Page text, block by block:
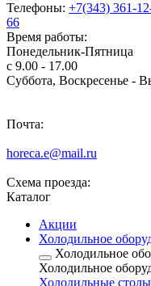
Телефоны: +7(343) 361-
66
Время работы:
Понедельник-Пятница
с 9.00 - 17.00
Суббота, Воскресенье -
Почта:
horeca.e@mail.ru
Схема проезда:
Каталог
Акции
Холодильное
Холодильное
Холодильное
Холодильные столы